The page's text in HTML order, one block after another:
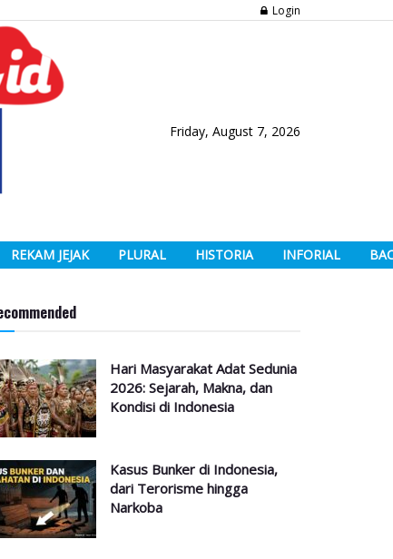
Login
Friday, August 7, 2026
REKAM JEJAK PLURAL HISTORIA INFORIAL
Hari Masyarakat Adat Sedunia
2026: Sejarah, Makna, dan
Kondisi di Indonesia
Kasus Bunker di Indonesia,
dari Terorisme hingga
Narkoba